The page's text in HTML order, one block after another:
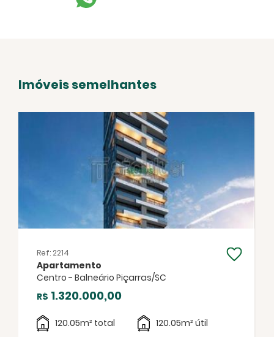
Facebook Twitter
Imóveis semelhantes
Ref: 2214
Apartamento
Centro - Balneário Piçarras/SC
R$ 1.320.000,00
120.05m² total
120.05m² útil